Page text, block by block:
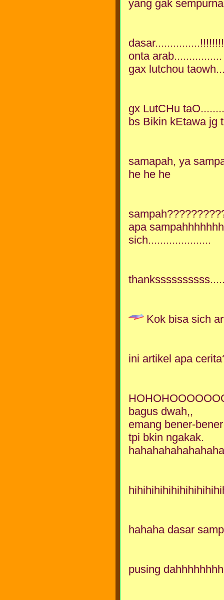
yang gak
onta arab................
gax lutchou
gx LutCHu
bs Bikin kEtawa jg
samapah, ya
he he he
apa
sich.....................
Kok bisa sich
ini artikel apa
bagus dwah,,
emang bener-
tpi bkin ngakak.
hahaha dasar
pusing